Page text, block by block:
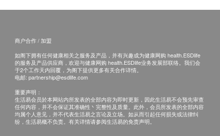
保存方式
不要冷藏或冷冻。存放于摄氏30°度以下的环境。
存放在儿童接触不到的地方。
注意事项
若曾对配方中任何成分过敏，请勿使用。
24小时内不应使用超过4次。
查询热线: 35862219
商户合作 / 加盟
如阁下拥有任何健康相关之服务及产品，并有兴趣成为健康网购 health.ESDlife
的服务及产品供应商，欢迎与健康网购 health.ESDlife业务发展部联络。我们会
于2个工作天内回覆，为阁下提供更多有关合作详情。
电邮: partnership@esdlife.com
重要声明：
生活易会员於本网站内所发表的全部内容为即时更新，因此生活易不会预先审查
任何内容，并不会保证其准确性丶完整性及质量。此外，会员所发表的全部内容
均属个人意见，并不代表生活易之言论及立场。如从而引起任何损失或法律纠
纷，生活易概不负责。有关详情请参阅生活易的免责声明。